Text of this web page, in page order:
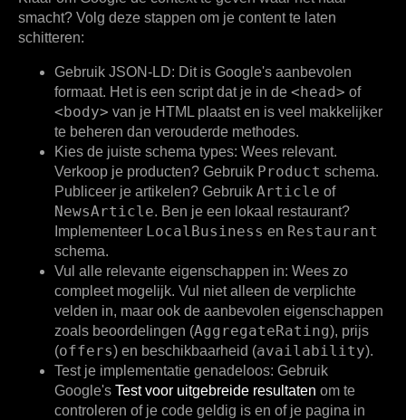
smacht? Volg deze stappen om je content te laten
schitteren:
Gebruik JSON-LD: Dit is Google's aanbevolen
formaat. Het is een script dat je in de <head> of
<body> van je HTML plaatst en is veel makkelijker
te beheren dan verouderde methodes.
Kies de juiste schema types: Wees relevant.
Verkoop je producten? Gebruik Product schema.
Publiceer je artikelen? Gebruik Article of
NewsArticle. Ben je een lokaal restaurant?
Implementeer LocalBusiness en Restaurant
schema.
Vul alle relevante eigenschappen in: Wees zo
compleet mogelijk. Vul niet alleen de verplichte
velden in, maar ook de aanbevolen eigenschappen
zoals beoordelingen (AggregateRating), prijs
(offers) en beschikbaarheid (availability).
Test je implementatie genadeloos: Gebruik
Google's Test voor uitgebreide resultaten om te
controleren of je code geldig is en of je pagina in